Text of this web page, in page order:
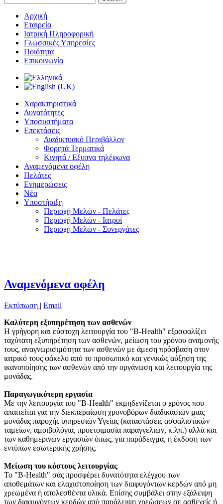
Αρχική
Εταιρεία
Ιατρική Πληροφορική
Γλωσσικές Υπηρεσίες
Ποιότητα
Επικοινωνία
Χαρακτηριστικά
Δυνατότητες
Υποσυστήματα
Επεκτάσεις
Διαδικτυακό Περιβάλλον
Φορητά Τερματικά
Κινητά / Εξυπνα τηλέφωνα
Αναμενόμενα οφέλη
Πελάτες
Ενημερώσεις
Νέα
Υποστήριξη
Περιοχή Μελών - Πελάτες
Περιοχή Μελών - Ιατροί
Περιοχή Μελών - Συνεργάτες
Αναμενόμενα οφέλη
Εκτύπωση | Email
Καλύτερη εξυπηρέτηση των ασθενών
Η γρήγορη και εύστοχη λειτουργία του "B-Health" εξασφαλίζει
ταχύτατη εξυπηρέτηση των ασθενών, μείωση του χρόνου αναμονής
τους, αναγνωρισιμότητα των ασθενών με άμεση πρόσβαση στον
ιατρικό τους φάκελο από το προσωπικό και γενικώς αύξηση της
ικανοποίησης των ασθενών από την οργάνωση και λειτουργία της
μονάδας.
Παραγωγικότερη εργασία
Με την λειτουργία του "B-Health" εκμηδενίζεται o χρόνος που
απαιτείται για την διεκπεραίωση χρονοβόρων διαδικασιών μιας
μονάδας παροχής υπηρεσιών Υγείας (καταστάσεις ασφαλιστικών
ταμείων, αμοιβολόγια, προετοιμασία παραγγελιών, κ.λπ.) αλλά και
των καθημερινών εργασιών όπως, για παράδειγμα, η έκδοση των
εντύπων εσωτερικής χρήσης.
Μείωση του κόστους λειτουργίας
Το "B-Health" σάς προσφέρει δυνατότητα ελέγχου των
αποθεμάτων και ελαχιστοποίηση των διαφυγόντων κερδών από μη
χρεωμένα ή απολεσθέντα υλικά. Επίσης συμβάλει στην εξάλειψη
των διαφυγόντων κερδών από παράλειψη χρεώσεων σε ασθενείς ή